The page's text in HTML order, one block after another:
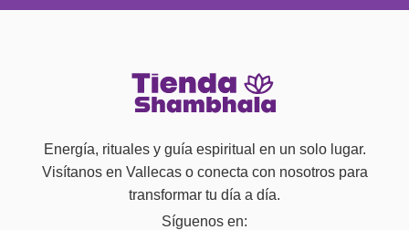
Energía, rituales y guía espiritual en un solo lugar.
Visítanos en Vallecas o conecta con nosotros para
transformar tu día a día.
Síguenos en: